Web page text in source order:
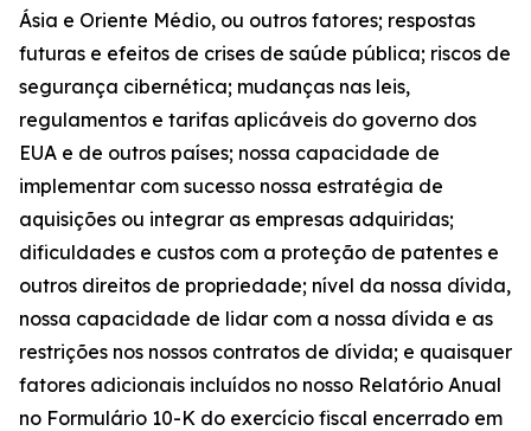
Ásia e Oriente Médio, ou outros fatores; respostas
futuras e efeitos de crises de saúde pública; riscos de
segurança cibernética; mudanças nas leis,
regulamentos e tarifas aplicáveis do governo dos
EUA e de outros países; nossa capacidade de
implementar com sucesso nossa estratégia de
aquisições ou integrar as empresas adquiridas;
dificuldades e custos com a proteção de patentes e
outros direitos de propriedade; nível da nossa dívida,
nossa capacidade de lidar com a nossa dívida e as
restrições nos nossos contratos de dívida; e quaisquer
fatores adicionais incluídos no nosso Relatório Anual
no Formulário 10-K do exercício fiscal encerrado em